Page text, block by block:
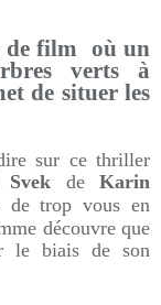
de film où un
verts à
de situer les
sur ce thriller
Svek deKarin
de trop vous en
découvre que
le biais de son